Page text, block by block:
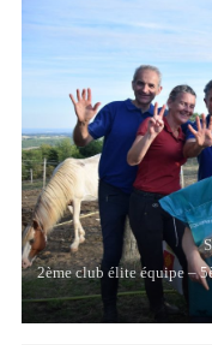
2ème club élite équipe –